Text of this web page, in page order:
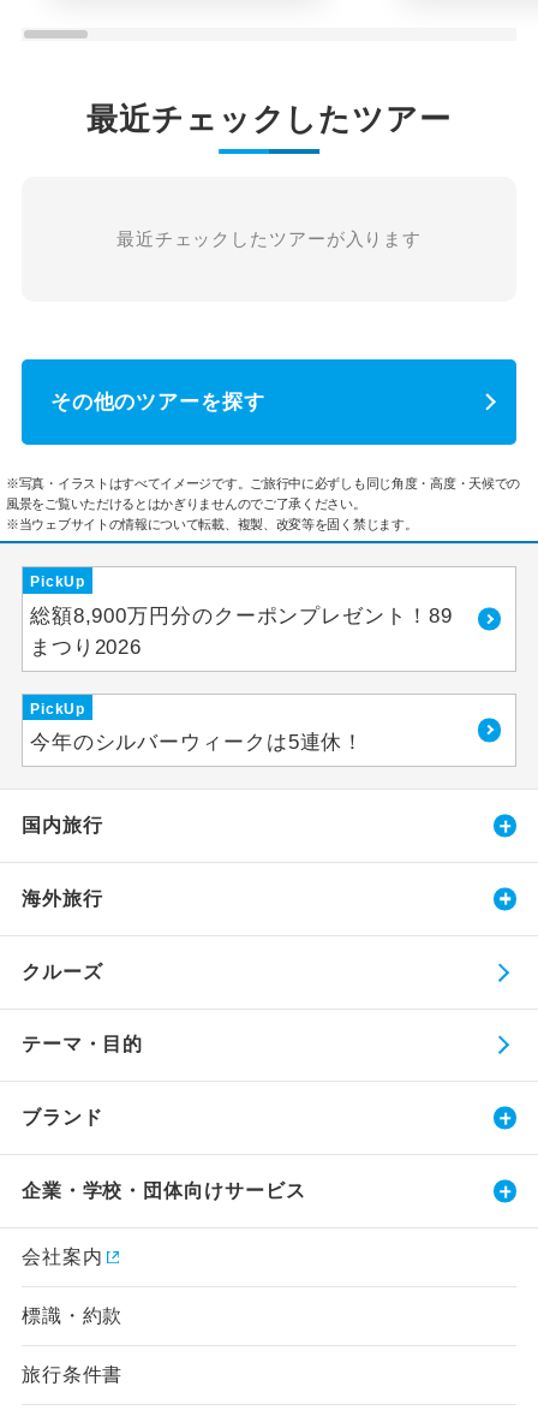
最近チェックしたツアー
最近チェックしたツアーが入ります
その他のツアーを探す
※写真・イラストはすべてイメージです。ご旅行中に必ずしも同じ角度・高度・天候での
風景をご覧いただけるとはかぎりませんのでご了承ください。
※当ウェブサイトの情報について転載、複製、改変等を固く禁じます。
PickUp
総額8,900万円分のクーポンプレゼント！89
まつり2026
PickUp
今年のシルバーウィークは5連休！
国内旅行
海外旅行
クルーズ
テーマ・目的
ブランド
企業・学校・団体向けサービス
会社案内
標識・約款
旅行条件書